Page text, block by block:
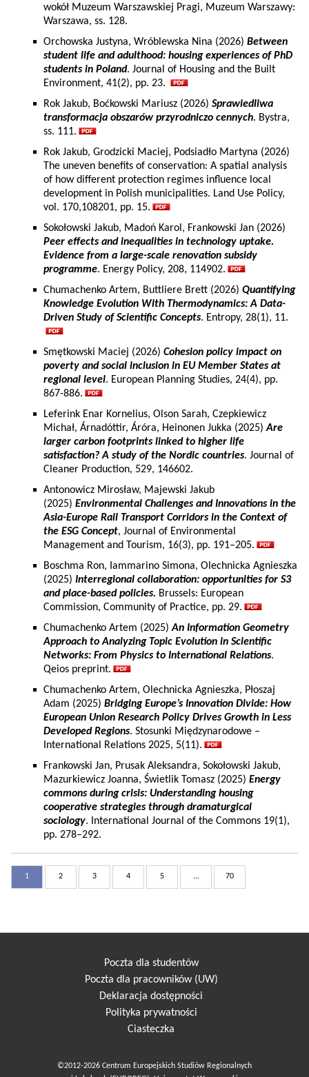
wokół Muzeum Warszawskiej Pragi, Muzeum Warszawy:
Warszawa, ss. 128.
Orchowska Justyna, Wróblewska Nina (2026) Between
student life and adulthood: housing experiences of PhD
students in Poland. Journal of Housing and the Built
Environment, 41(2), pp. 23.
Rok Jakub, Boćkowski Mariusz (2026) Sprawiedliwa
transformacja obszarów przyrodniczo cennych. Bystra,
ss. 111.
Rok Jakub, Grodzicki Maciej, Podsiadło Martyna (2026)
The uneven benefits of conservation: A spatial analysis
of how different protection regimes influence local
development in Polish municipalities. Land Use Policy,
vol. 170,108201, pp. 15.
Sokołowski Jakub, Madoń Karol, Frankowski Jan (2026)
Peer effects and inequalities in technology uptake.
Evidence from a large-scale renovation subsidy
programme. Energy Policy, 208, 114902.
Chumachenko Artem, Buttliere Brett (2026) Quantifying
Knowledge Evolution With Thermodynamics: A Data-
Driven Study of Scientific Concepts. Entropy, 28(1), 11.
Smętkowski Maciej (2026) Cohesion policy impact on
poverty and social inclusion in EU Member States at
regional level. European Planning Studies, 24(4), pp.
867-886.
Leferink Enar Kornelius, Olson Sarah, Czepkiewicz
Michał, Árnadóttir, Áróra, Heinonen Jukka (2025)Are
larger carbon footprints linked to higher life
satisfaction? A study of the Nordic countries. Journal of
Cleaner Production, 529, 146602.
Antonowicz Mirosław, Majewski Jakub
(2025) Environmental Challenges and Innovations in the
Asia-Europe Rail Transport Corridors in the Context of
the ESG Concept, Journal of Environmental
Management and Tourism, 16(3), pp. 191–205.
Boschma Ron, Iammarino Simona, Olechnicka Agnieszka
(2025) Interregional collaboration: opportunities for S3
and place-based policies. Brussels: European
Commission, Community of Practice, pp. 29.
Chumachenko Artem (2025)An Information Geometry
Approach to Analyzing Topic Evolution in Scientific
Networks: From Physics to International Relations.
Qeios preprint.
Chumachenko Artem, Olechnicka Agnieszka, Płoszaj
Adam (2025) Bridging Europe’s Innovation Divide: How
European Union Research Policy Drives Growth in Less
Developed Regions. Stosunki Międzynarodowe –
International Relations 2025, 5(11).
Frankowski Jan, Prusak Aleksandra, Sokołowski Jakub,
Mazurkiewicz Joanna, Świetlik Tomasz (2025) Energy
commons during crisis: Understanding housing
cooperative strategies through dramaturgical
sociology. International Journal of the Commons 19(1),
pp. 278–292.
1 2 3 4 5 ... 70
Poczta dla studentów
Poczta dla pracowników (UW)
Deklaracja dostępności
Polityka prywatności
Ciasteczka
©2012-2026 Centrum Europejskich Studiów Regionalnych